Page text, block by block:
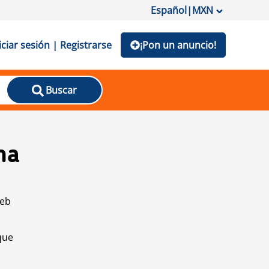
Español|MXN
sesión | Registrarse ¡Pon un anuncio!
Buscar